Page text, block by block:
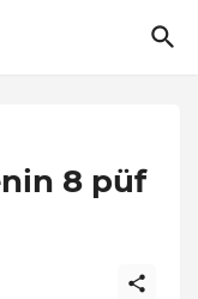
8 püf